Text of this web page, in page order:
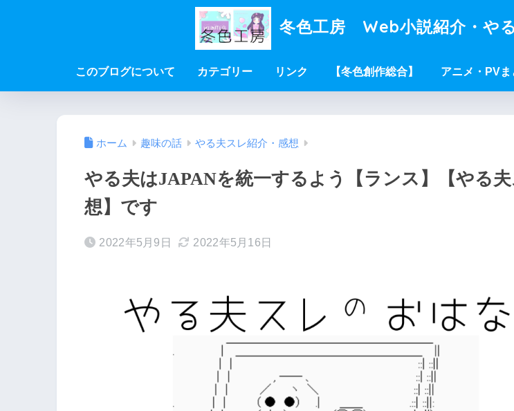
冬色工房 Web小説紹介・や
このブログについて カテゴリー リンク 【冬色創作総合】 アニメ・PV
ホーム 趣味の話 やる夫スレ紹介・感想
やる夫はJAPANを統一するよう【ランス】【やる
想】です
2022年5月9日 2022年5月16日